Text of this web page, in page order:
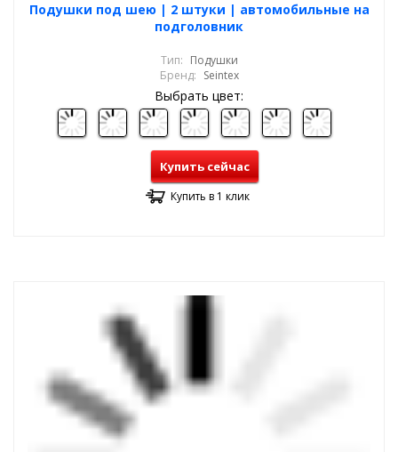
Подушки под шею | 2 штуки | автомобильные на
подголовник
Тип: Подушки
Бренд: Seintex
Выбрать цвет:
Купить сейчас
Купить в 1 клик